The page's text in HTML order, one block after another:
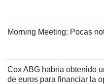
Morning Meeting: Pocas
Cox ABG habría obtenido
de euros para financiar la